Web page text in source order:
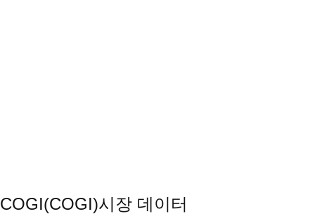
COGI(COGI)시장 데이터